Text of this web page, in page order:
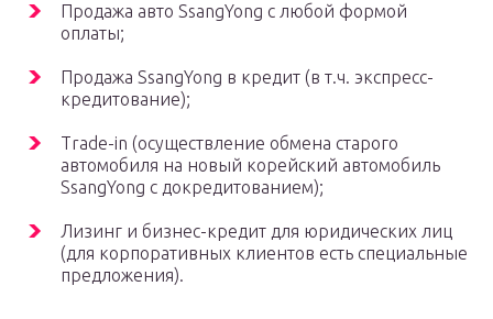
Продажа авто SsangYong с любой формой
оплаты;
Продажа SsangYong в кредит (в т.ч. экспресс-
кредитование);
Trade-in (осуществление обмена старого
автомобиля на новый корейский автомобиль
SsangYong с докредитованием);
Лизинг и бизнес-кредит для юридических лиц
(для корпоративных клиентов есть специальные
предложения).